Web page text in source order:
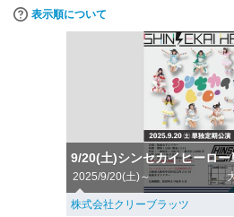
表示順について
9/20(土)シンセカイヒーロ
2025/9/20(土)～
株式会社クリーブラッツ